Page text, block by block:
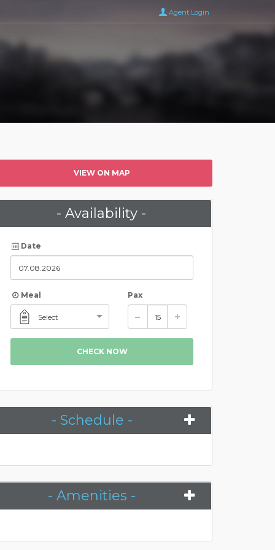
Agent Login
VIEW ON MAP
- Availability -
Date
Meal
Select
Pax
CHECK NOW
- Schedule -
- Amenities -